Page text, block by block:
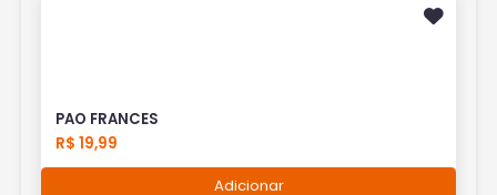
PAO FRANCES
R$ 19,99
Adicionar